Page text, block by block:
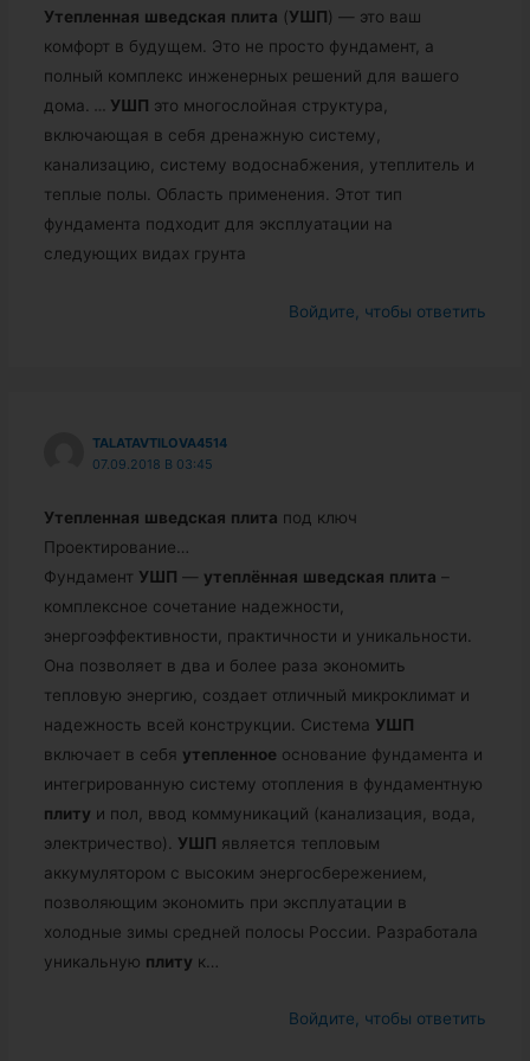
Утепленная шведская плита (УШП) — это ваш
комфорт в будущем. Это не просто фундамент, а
полный комплекс инженерных решений для вашего
дома.
… УШП это многослойная структура,
включающая в себя дренажную систему,
канализацию, систему водоснабжения, утеплитель и
теплые полы. Область применения. Этот тип
фундамента подходит для эксплуатации на
следующих видах грунта
Войдите, чтобы ответить
TALATAVTILOVA4514
07.09.2018 В 03:45
Утепленная шведская плита под ключ
Проектирование…
Фундамент УШП — утеплённая шведская плита –
комплексное сочетание надежности,
энергоэффективности, практичности и уникальности.
Она позволяет в два и более раза экономить
тепловую энергию, создает отличный микроклимат и
надежность всей конструкции. Система УШП
включает в себя утепленное основание фундамента и
интегрированную систему отопления в фундаментную
плиту и пол, ввод коммуникаций (канализация, вода,
электричество). УШП является тепловым
аккумулятором с высоким энергосбережением,
позволяющим экономить при эксплуатации в
холодные зимы средней полосы России. Разработала
уникальную плиту к…
Войдите, чтобы ответить